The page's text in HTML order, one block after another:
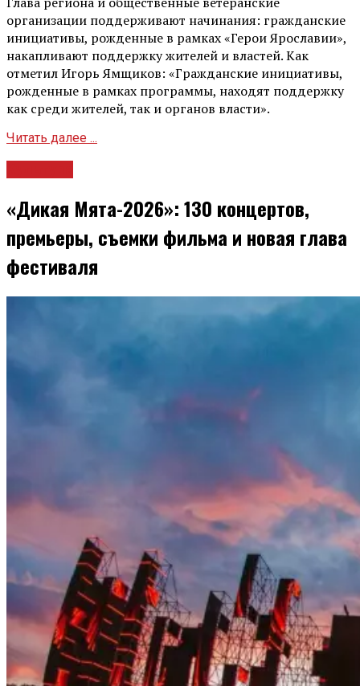
организации поддерживают начинания: гражданские
инициативы, рожденные в рамках «Герои Ярославии»,
накапливают поддержку жителей и властей. Как
отметил Игорь Ямщиков: «Гражданские инициативы,
рожденные в рамках программы, находят поддержку
как среди жителей, так и органов власти».
Читать далее ...
«Дикая Мята-2026»: 130 концертов,
премьеры, съемки фильма и новая глава
фестиваля